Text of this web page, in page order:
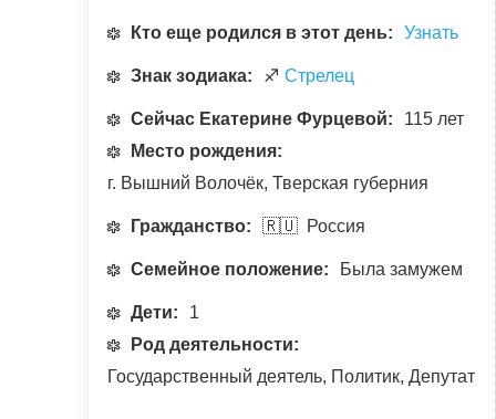
Кто еще родился в этот день: Узнать
Знак зодиака: ♐ Стрелец
Сейчас Екатерине Фурцевой:
115 лет
Место рождения:
г. Вышний Волочёк, Тверская губерния
Гражданство: 🇷🇺 Россия
Семейное положение: Была замужем
Дети:
1
Род деятельности:
Государственный деятель, Политик, Депутат